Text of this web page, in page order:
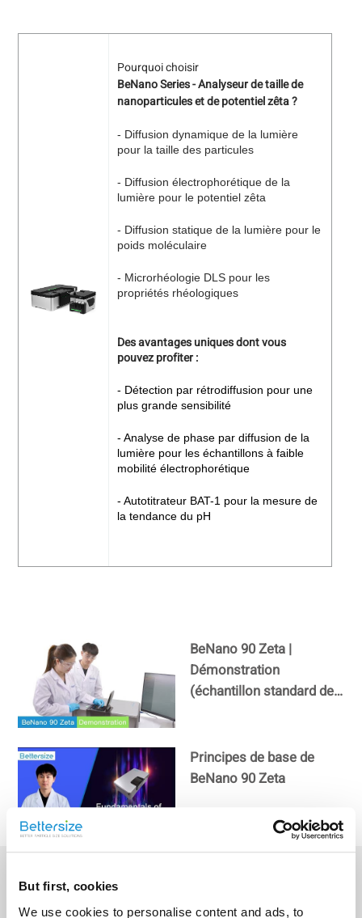
But first, cookies
We use cookies to personalise content and ads, to
Pourquoi choisir
BeNano Series - Analyseur de taille de
nanoparticules et de potentiel zêta ?
- Diffusion dynamique de la lumière
pour la taille des particules
- Diffusion électrophorétique de la
lumière pour le potentiel zêta
- Diffusion statique de la lumière pour le
poids moléculaire
- Microrhéologie DLS pour les
propriétés rhéologiques
Des avantages uniques dont vous
pouvez profiter :
- Détection par rétrodiffusion pour une
plus grande sensibilité
- Analyse de phase par diffusion de la
lumière pour les échantillons à faible
mobilité électrophorétique
- Autotitrateur BAT-1 pour la mesure de
la tendance du pH
BeNano 90 Zeta |
Démonstration
(échantillon standard de
Principes de base de
BeNano 90 Zeta
nanoparticules et du